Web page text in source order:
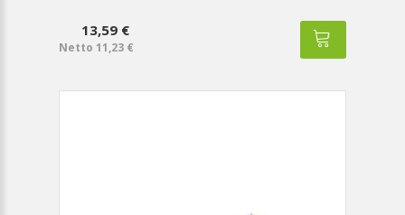
13,59 €
Netto 11,23 €